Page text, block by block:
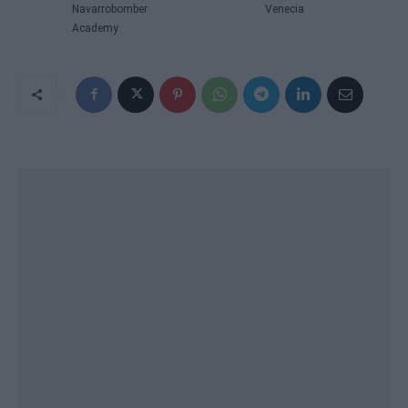
Navarrobomber
Academy
Venecia